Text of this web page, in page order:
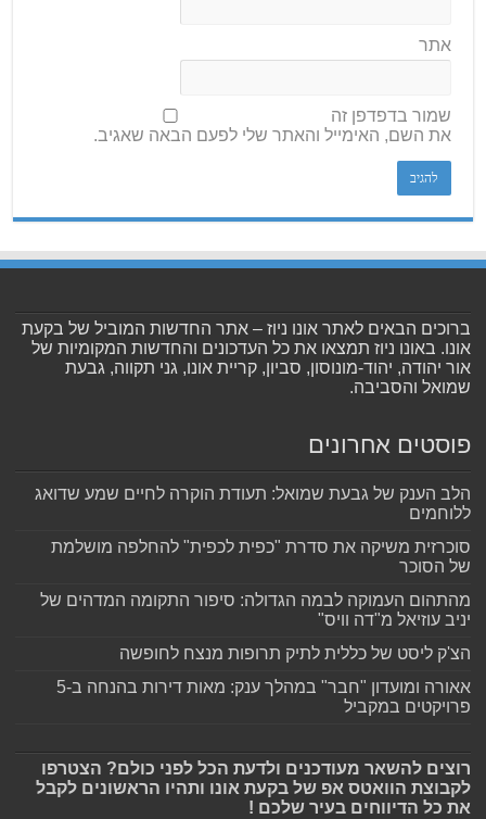
אתר
שמור בדפדפן זה
את השם, האימייל והאתר שלי לפעם הבאה שאגיב.
ברוכים הבאים לאתר אונו ניוז – אתר החדשות המוביל של בקעת
אונו. באונו ניוז תמצאו את כל העדכונים והחדשות המקומיות של
אור יהודה, יהוד-מונוסון, סביון, קריית אונו, גני תקווה, גבעת
שמואל והסביבה.
פוסטים אחרונים
הלב הענק של גבעת שמואל: תעודת הוקרה לחיים שמע שדואג
ללוחמים
סוכרזית משיקה את סדרת "כפית לכפית" להחלפה מושלמת
של הסוכר
מהתהום העמוקה לבמה הגדולה: סיפור התקומה המדהים של
יניב עוזיאל מ"דה וויס"
הצ'ק ליסט של כללית לתיק תרופות מנצח לחופשה
אאורה ומועדון "חבר" במהלך ענק: מאות דירות בהנחה ב-5
פרויקטים במקביל
רוצים להשאר מעודכנים ולדעת הכל לפני כולם? הצטרפו
לקבוצת הוואטס אפ של בקעת אונו ותהיו הראשונים לקבל
את כל הדיווחים בעיר שלכם !